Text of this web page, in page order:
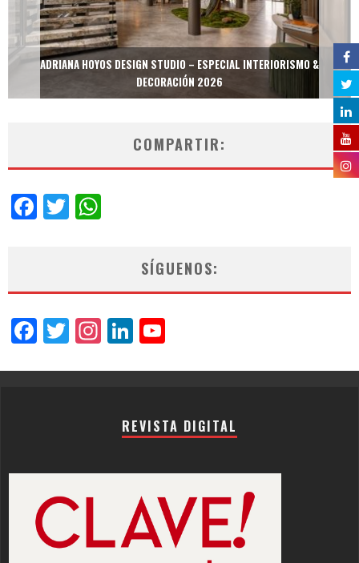
ADRIANA HOYOS DESIGN STUDIO – ESPECIAL INTERIORISMO &
DECORACIÓN 2026
COMPARTIR:
Facebook
Twitter
SÍGUENOS:
Facebook
Twitter
Instagram
LinkedIn
REVISTA DIGITAL